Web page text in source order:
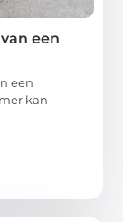
een
een
kan